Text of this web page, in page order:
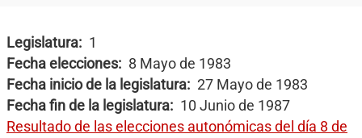
Legislatura
1
Fecha elecciones
8 Mayo de 1983
Fecha inicio de la legislatura
27 Mayo de 1983
Fecha fin de la legislatura
10 Junio de 1987
Resultado de las elecciones autonómicas del día 8 de